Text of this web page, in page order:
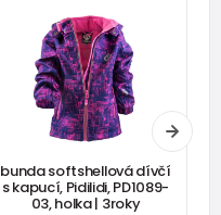
bunda softshellová dívčí
s kapucí, Pidilidi, PD1089-
03, holka | 3roky